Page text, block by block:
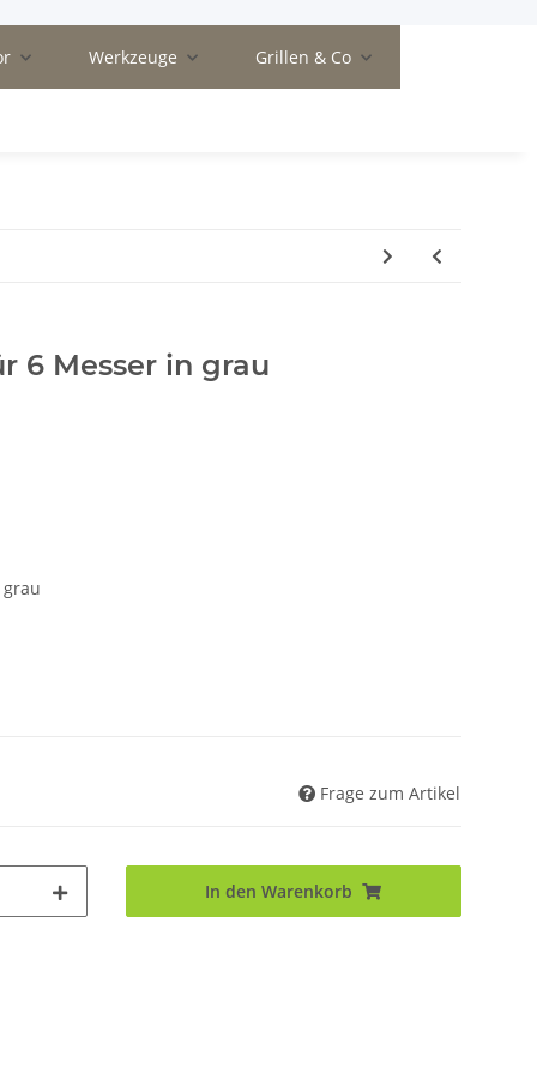
Werkzeuge Grillen & Co
6 Messer in grau
Frage zum Artikel
In den Warenkorb